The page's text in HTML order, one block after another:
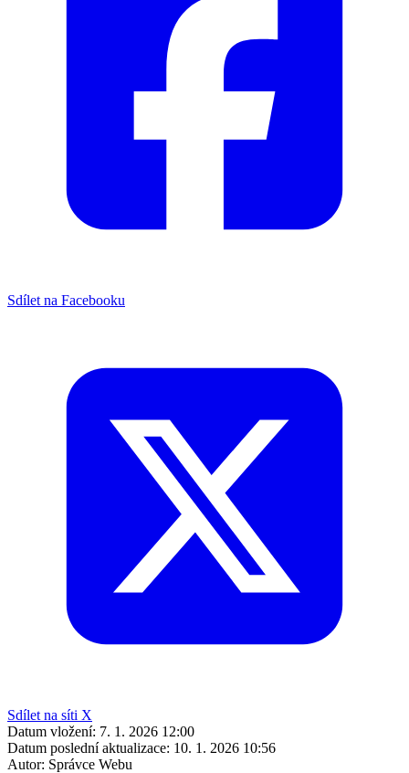
Sdílet na Facebooku
Sdílet na síti X
Datum vložení: 7. 1. 2026 12:00
Datum poslední aktualizace: 10. 1. 2026 10:56
Autor: Správce Webu